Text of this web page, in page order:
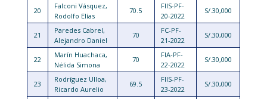
20
Falconi Vásquez,
Rodolfo Elías
70.5
FIIS-PF-
20-2022
S/.30,000
21
Paredes Cabrel,
Alejandro Daniel
70
FC-PF-
21-2022
S/.30,000
22
Marín Huachaca,
Nélida Simona
70
FIA-PF-
22-2022
S/.30,000
23
Rodríguez Ulloa,
Ricardo Aurelio
69.5
FIIS-PF-
23-2022
S/.30,000